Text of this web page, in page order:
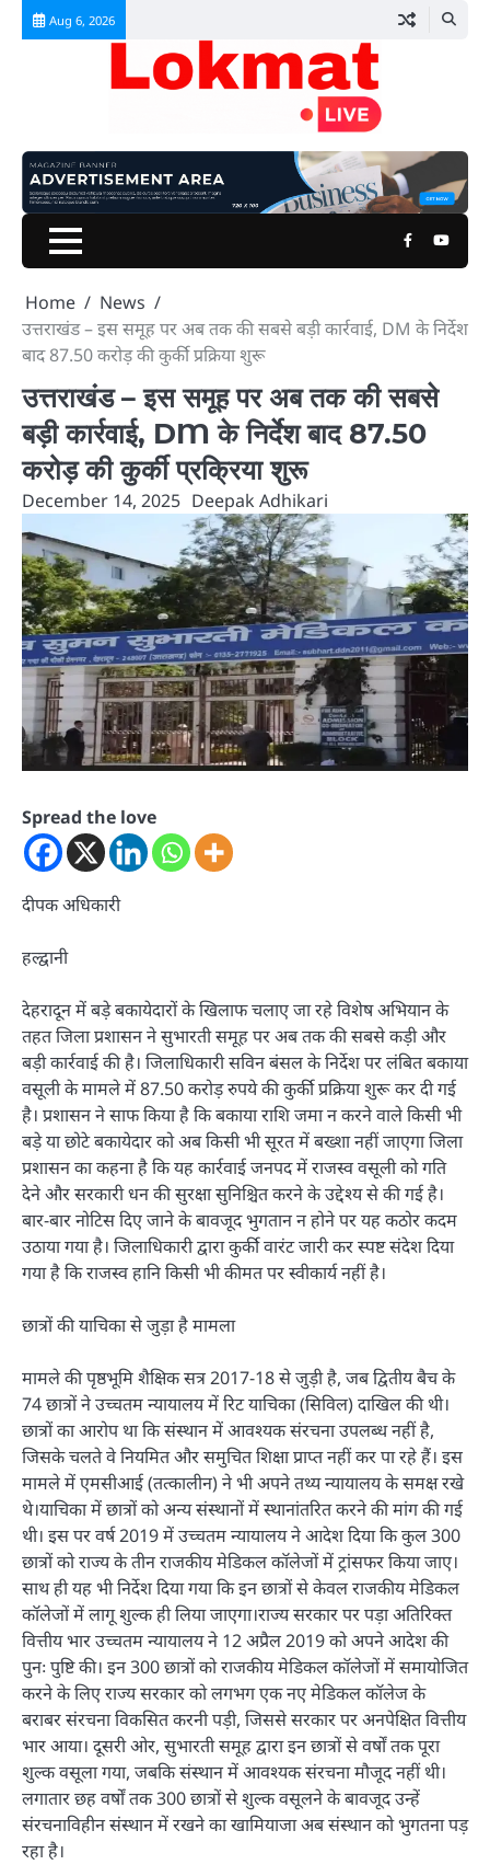
Skip
Aug 6, 2026
Facebook
Home
News
उत्तराखंड – इस समूह पर अब तक की सबसे बड़ी कार्रवाई, DM के निर्देश
बाद 87.50 करोड़ की कुर्की प्रक्रिया शुरू
उत्तराखंड – इस समूह पर अब तक की सबसे
बड़ी कार्रवाई, DM के निर्देश बाद 87.50
करोड़ की कुर्की प्रक्रिया शुरू
December 14, 2025 Deepak Adhikari
Spread the love
दीपक अधिकारी
हल्द्वानी
देहरादून में बड़े बकायेदारों के खिलाफ चलाए जा रहे विशेष अभियान के
तहत जिला प्रशासन ने सुभारती समूह पर अब तक की सबसे कड़ी और
बड़ी कार्रवाई की है। जिलाधिकारी सविन बंसल के निर्देश पर लंबित बकाया
वसूली के मामले में 87.50 करोड़ रुपये की कुर्की प्रक्रिया शुरू कर दी गई
है। प्रशासन ने साफ किया है कि बकाया राशि जमा न करने वाले किसी भी
बड़े या छोटे बकायेदार को अब किसी भी सूरत में बख्शा नहीं जाएगा जिला
प्रशासन का कहना है कि यह कार्रवाई जनपद में राजस्व वसूली को गति
देने और सरकारी धन की सुरक्षा सुनिश्चित करने के उद्देश्य से की गई है।
बार-बार नोटिस दिए जाने के बावजूद भुगतान न होने पर यह कठोर कदम
उठाया गया है। जिलाधिकारी द्वारा कुर्की वारंट जारी कर स्पष्ट संदेश दिया
गया है कि राजस्व हानि किसी भी कीमत पर स्वीकार्य नहीं है।
छात्रों की याचिका से जुड़ा है मामला
मामले की पृष्ठभूमि शैक्षिक सत्र 2017-18 से जुड़ी है, जब द्वितीय बैच के
74 छात्रों ने उच्चतम न्यायालय में रिट याचिका (सिविल) दाखिल की थी।
छात्रों का आरोप था कि संस्थान में आवश्यक संरचना उपलब्ध नहीं है,
जिसके चलते वे नियमित और समुचित शिक्षा प्राप्त नहीं कर पा रहे हैं। इस
मामले में एमसीआई (तत्कालीन) ने भी अपने तथ्य न्यायालय के समक्ष रखे
थे।याचिका में छात्रों को अन्य संस्थानों में स्थानांतरित करने की मांग की गई
थी। इस पर वर्ष 2019 में उच्चतम न्यायालय ने आदेश दिया कि कुल 300
छात्रों को राज्य के तीन राजकीय मेडिकल कॉलेजों में ट्रांसफर किया जाए।
साथ ही यह भी निर्देश दिया गया कि इन छात्रों से केवल राजकीय मेडिकल
कॉलेजों में लागू शुल्क ही लिया जाएगा।राज्य सरकार पर पड़ा अतिरिक्त
वित्तीय भार उच्चतम न्यायालय ने 12 अप्रैल 2019 को अपने आदेश की
पुनः पुष्टि की। इन 300 छात्रों को राजकीय मेडिकल कॉलेजों में समायोजित
करने के लिए राज्य सरकार को लगभग एक नए मेडिकल कॉलेज के
बराबर संरचना विकसित करनी पड़ी, जिससे सरकार पर अनपेक्षित वित्तीय
भार आया। दूसरी ओर, सुभारती समूह द्वारा इन छात्रों से वर्षों तक पूरा
शुल्क वसूला गया, जबकि संस्थान में आवश्यक संरचना मौजूद नहीं थी।
लगातार छह वर्षों तक 300 छात्रों से शुल्क वसूलने के बावजूद उन्हें
संरचनाविहीन संस्थान में रखने का खामियाजा अब संस्थान को भुगतना पड़
रहा है।